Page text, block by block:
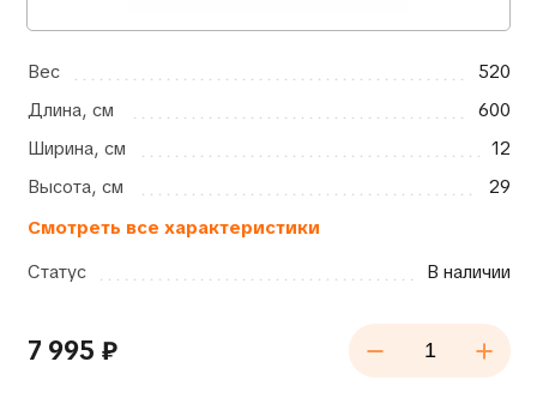
Вес
520
Длина, см
600
Ширина, см
12
Высота, см
29
Смотреть все характеристики
Статус
В наличии
7 995 ₽